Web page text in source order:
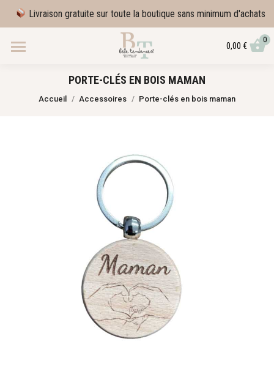
Livraison gratuite sur toute la boutique sans minimum d'achats
0,00 €
0
PORTE-CLÉS EN BOIS MAMAN
Vous êtes ici :
Accueil Accessoires Porte-clés en bois maman